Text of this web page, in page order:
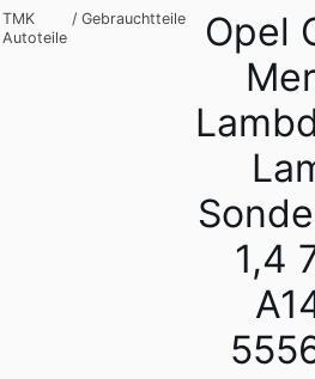
TMK
Autoteile
/ Gebrauchtteile
Opel
1,4